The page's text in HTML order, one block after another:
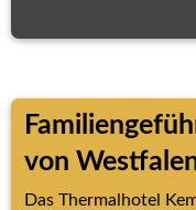
von
Das Thermalhotel